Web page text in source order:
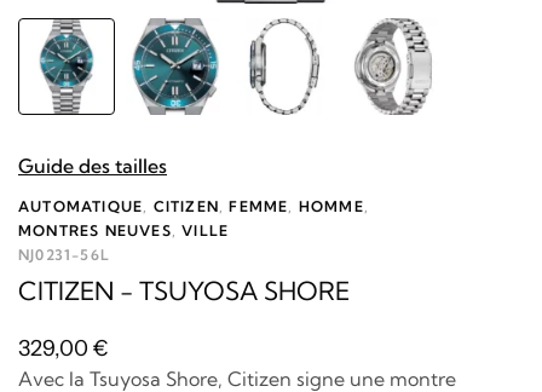
Guide des tailles
AUTOMATIQUE CITIZEN ,FEMME HOMME
MONTRES NEUVES ,VILLE
NJ0231-56L
CITIZEN - TSUYOSA SHORE
329,00 €
Avec la Tsuyosa Shore, Citizen signe une montre